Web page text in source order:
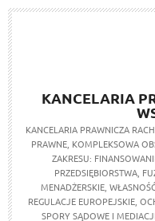
KANCELARIA
KANCELARIA PRAWNICZA
PRAWNE, KOMPLEKSOWA
ZAKRESU:
PRZEDSIĘBIORSTWA,
MENADŻERSKIE,
REGULACJE EUROPEJSKIE,
SPORY SĄDOWE I